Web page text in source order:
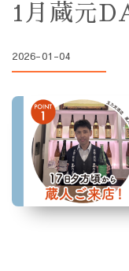
1月蔵元
2026-01-04